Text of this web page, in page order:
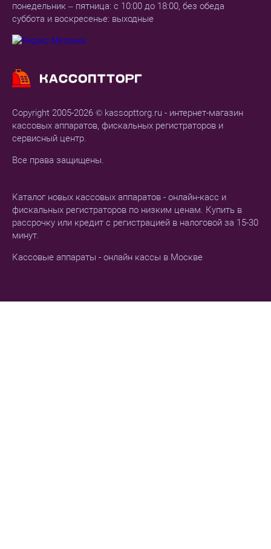
Copyright 2005-2026 © kassopttorg.ru - интернет-магазин
кассовых аппаратов, фискальных регистраторов и
сервисный центр.
Все права защищены.
Каталог новых кассовых аппаратов - онлайн-касс и
фискальных регистраторов по низким ценам. Купить в
рассрочку или кредит с регистрацией в налоговой за 15-30
минут.
Кассовые аппараты - онлайн кассы в Москве
понедельник – пятница: с 10:00 до 18:00, без обеда
суббота и воскресенье: выходные